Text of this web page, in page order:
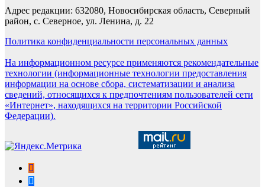
Адрес редакции: 632080, Новосибирская область, Северный
район, с. Северное, ул. Ленина, д. 22
Политика конфиденциальности персональных данных
На информационном ресурсе применяются рекомендательные
технологии (информационные технологии предоставления
информации на основе сбора, систематизации и анализа
сведений, относящихся к предпочтениям пользователей сети
«Интернет», находящихся на территории Российской
Федерации).